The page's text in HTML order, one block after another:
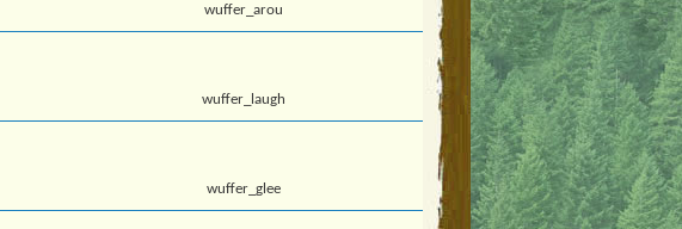
wuffer_arou
wuffer_laugh
wuffer_glee